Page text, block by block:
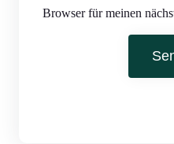
Browser für meinen